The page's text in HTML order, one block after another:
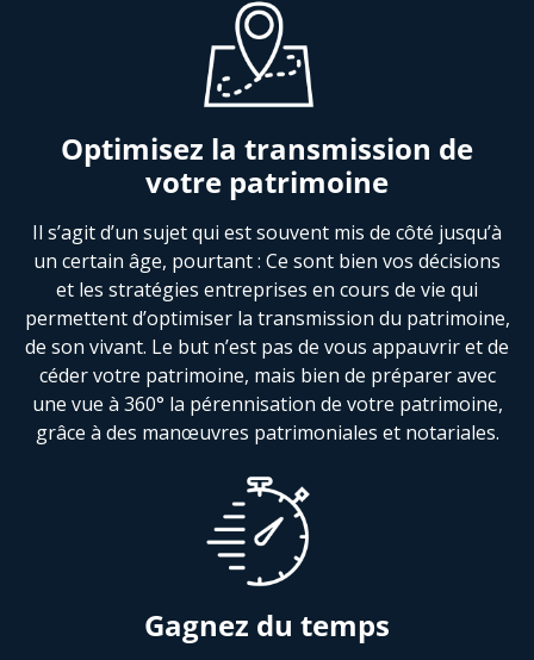
Optimisez la transmission de
votre patrimoine
Il s’agit d’un sujet qui est souvent mis de côté jusqu’à
un certain âge, pourtant : Ce sont bien vos décisions
et les stratégies entreprises en cours de vie qui
permettent d’optimiser la transmission du patrimoine,
de son vivant. Le but n’est pas de vous appauvrir et de
céder votre patrimoine, mais bien de préparer avec
une vue à 360° la pérennisation de votre patrimoine,
grâce à des manœuvres patrimoniales et notariales.
Gagnez du temps